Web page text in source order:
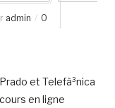
admin
0
et Telefà³nica
en ligne